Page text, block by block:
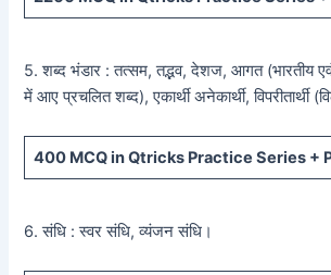
5. शब्द भंडार : तत्सम, तद्भव, देशज, आगत (भारतीय एवं
में आए प्रचलित शब्द), एकार्थी अनेकार्थी, विपरीतार्थी
400 MCQ in Qtricks Practice Series +
6. संधि : स्वर संधि, व्यंजन संधि।